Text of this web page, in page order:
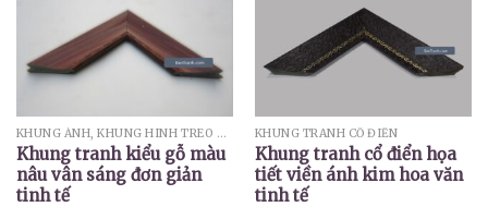
KHUNG ẢNH, KHUNG HÌNH TREO TƯỜNG
Khung tranh kiểu gỗ màu
nâu vân sáng đơn giản
tinh tế
KHUNG TRANH CỔ ĐIỂN
Khung tranh cổ điển họa
tiết viền ánh kim hoa văn
tinh tế